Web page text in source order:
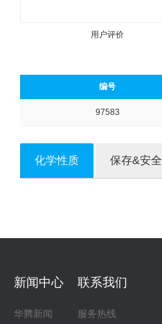
用户评价
编号
97583
化学性质 保存&安全
新闻中心
华腾新闻
联系我们
服务热线